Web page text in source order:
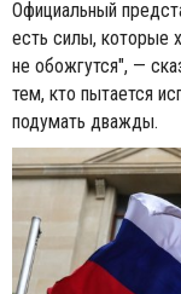
Официальный
есть силы, которые
не обожгутся", —
тем, кто пытается
подумать дважды.